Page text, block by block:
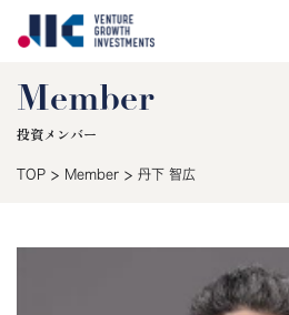
Member
投資メンバー
TOP > Member > 丹下 智広